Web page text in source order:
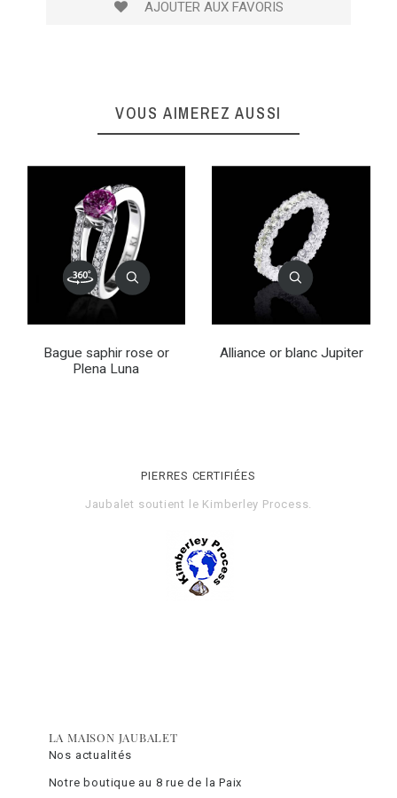
AJOUTER AUX FAVORIS
VOUS AIMEREZ AUSSI
Bague saphir rose or
Plena Luna
Alliance or blanc Jupiter
PIERRES CERTIFIÉES
Jaubalet soutient le Kimberley Process.
LA MAISON JAUBALET
Nos actualités
Notre boutique au 8 rue de la Paix